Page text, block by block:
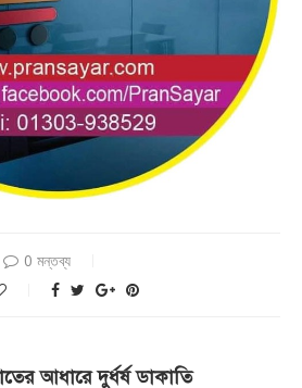
0 মন্তব্য
আধারে দুর্ধর্ষ ডাকাতি